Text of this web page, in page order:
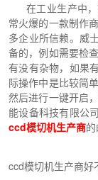
在工业生产中
常火爆的一款制作
多企业所信赖。威
备的，例如需要检
有没有杂物，如果
际操作中是比较简
然后进行一键开启
能设备科技有限公
ccd模切机生产商
ccd模切机生产商好